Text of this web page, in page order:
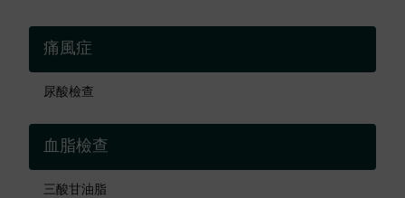
痛風症
尿酸檢查
血脂檢查
三酸甘油脂